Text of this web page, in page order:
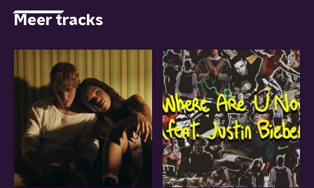
Meer tracks